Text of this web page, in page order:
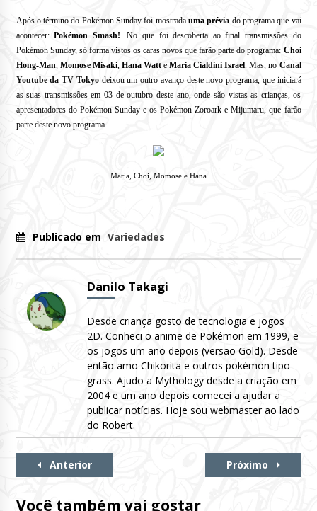
Após o término do Pokémon Sunday foi mostrada uma prévia do programa que vai
acontecer:Pokémon Smash!
No que foi descoberta ao final transmissões do
Pokémon Sunday, só forma vistos os caras novos que farão parte do programa: Choi
Hong-Man Momose Misaki, Hana Watt e Maria Cialdini Israel Mas, no Canal
Youtube da TV Tokyo deixou um outro avanço deste novo programa, que iniciará
as suas transmissões em 03 de outubro deste ano, onde são vistas as crianças, os
apresentadores do Pokémon Sunday e os Pokémon Zoroark e Mijumaru, que farão
parte deste novo programa.
Maria, Choi, Momose e Hana
Publicado em Variedades
Danilo Takagi
Desde criança gosto de tecnologia e jogos
2D. Conheci o anime de Pokémon em 1999, e
os jogos um ano depois (versão Gold). Desde
então amo Chikorita e outros pokémon tipo
grass. Ajudo a Mythology desde a criação em
2004 e um ano depois comecei a ajudar a
publicar notícias. Hoje sou webmaster ao lado
do Robert.
Continue
Anterior Próximo
Você também vai gostar